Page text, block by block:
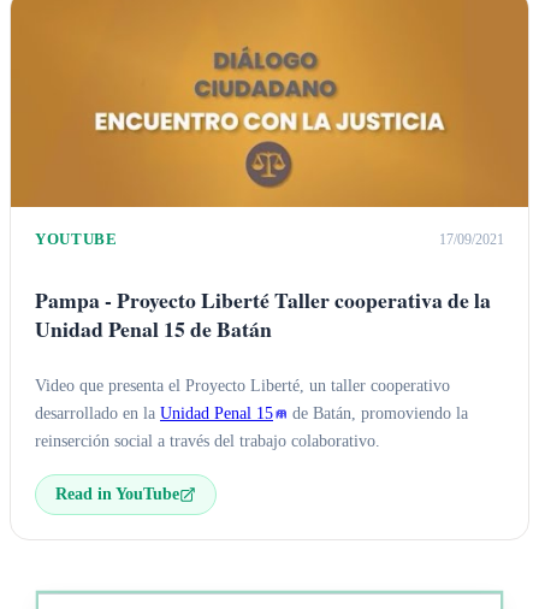
YOUTUBE 17/09/2021
Pampa - Proyecto Liberté Taller cooperativa de la
Unidad Penal 15 de Batán
Video que presenta el Proyecto Liberté, un taller cooperativo
desarrollado en la Unidad Penal 15
de Batán, promoviendo la
reinserción social a través del trabajo colaborativo.
Read in YouTube